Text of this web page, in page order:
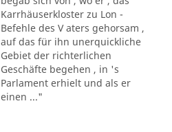
Karrhäuserkloster zu Lon -
Befehle des V aters gehorsam ,
auf das für ihn unerquickliche
Gebiet der richterlichen
Geschäfte begehen , in 's
Parlament erhielt und als er
einen ..."